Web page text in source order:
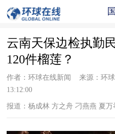
云南天保边检执勤
120件榴莲？
作者：环球在线新闻 来源：环
13:12:00
报道：杨成林 方之舟 刁燕燕 夏